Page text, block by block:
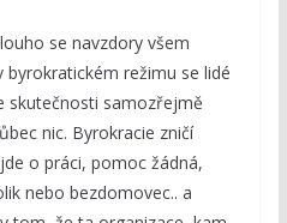
se navzdory všem
režimu se lidé
skutečnosti samozřejmě
nic. Byrokracie zničí
o práci, pomoc žádná,
nebo bezdomovec.. a